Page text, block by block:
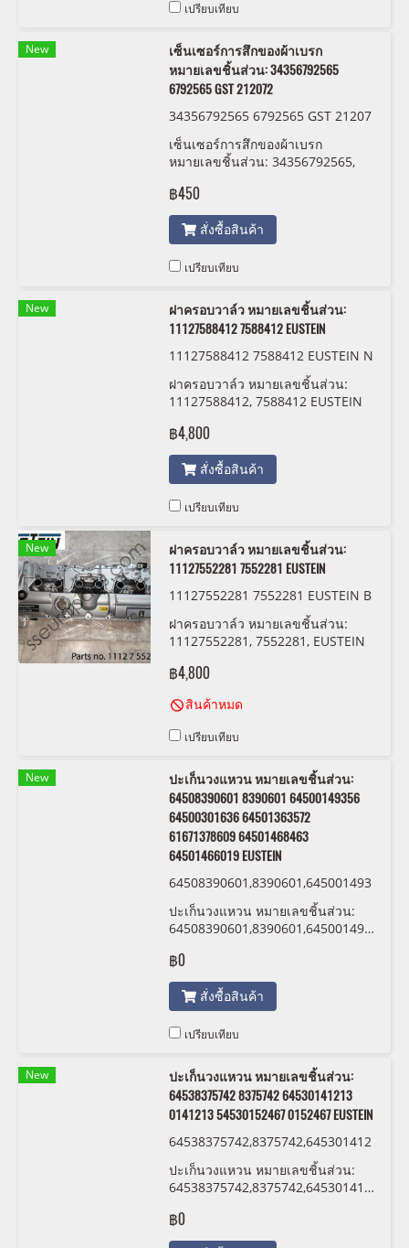
เปรียบเทียบ
New
เซ็นเซอร์การสึกของผ้าเบรก
หมายเลขชิ้นส่วน: 34356792565
6792565 GST 212072
34356792565 6792565 GST 21207
เซ็นเซอร์การสึกของผ้าเบรก
หมายเลขชิ้นส่วน: 34356792565,
฿450
สั่งซื้อสินค้า
เปรียบเทียบ
New
ฝาครอบวาล์ว หมายเลขชิ้นส่วน:
11127588412 7588412 EUSTEIN
11127588412 7588412 EUSTEIN N
ฝาครอบวาล์ว หมายเลขชิ้นส่วน:
11127588412, 7588412 EUSTEIN
฿4,800
สั่งซื้อสินค้า
เปรียบเทียบ
New
ฝาครอบวาล์ว หมายเลขชิ้นส่วน:
11127552281 7552281 EUSTEIN
11127552281 7552281 EUSTEIN B
ฝาครอบวาล์ว หมายเลขชิ้นส่วน:
11127552281, 7552281, EUSTEIN
฿4,800
สินค้าหมด
เปรียบเทียบ
New
ปะเก็นวงแหวน หมายเลขชิ้นส่วน:
64508390601 8390601 64500149356
64500301636 64501363572
61671378609 64501468463
64501466019 EUSTEIN
64508390601,8390601,645001493
56,64500301636 ,64501363572,61
671378609,64501468463,6450146
6019 EUSTEIN
ปะเก็นวงแหวน หมายเลขชิ้นส่วน:
EUSTEIN
฿0
สั่งซื้อสินค้า
เปรียบเทียบ
New
ปะเก็นวงแหวน หมายเลขชิ้นส่วน:
64538375742 8375742 64530141213
0141213 54530152467 0152467 EUSTEIN
64538375742,8375742,645301412
13,0141213 ,54530152467,015246
7 EUSTEIN
ปะเก็นวงแหวน หมายเลขชิ้นส่วน:
฿0